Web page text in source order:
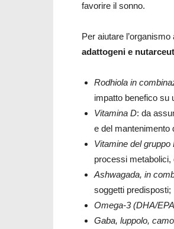
favorire il sonno.
Per aiutare
adattogeni e
Rodhiola in
impatto benefico su
Vitamina D: da
e del mantenimento
Vitamine del gruppo
processi metabolici,
Ashwagada, in
soggetti predisposti;
Omega-3 (DHA/
Gaba, luppolo,